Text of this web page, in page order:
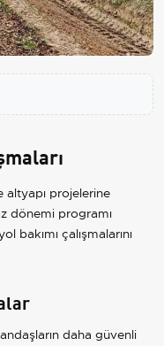
altyapı projelerine
dönemi programı
bakımı çalışmalarını
daha güvenli